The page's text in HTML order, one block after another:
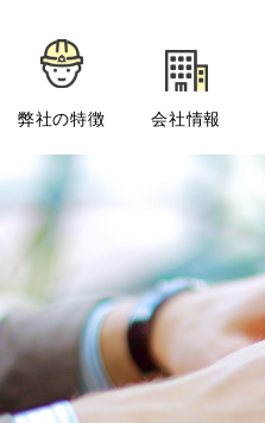
弊社の特徴 会社情報